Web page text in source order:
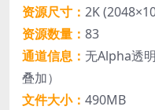
资源尺寸： 2K
资源数量： 83
通道信息： 无Alpha透
叠加）
文件大小： 490MB